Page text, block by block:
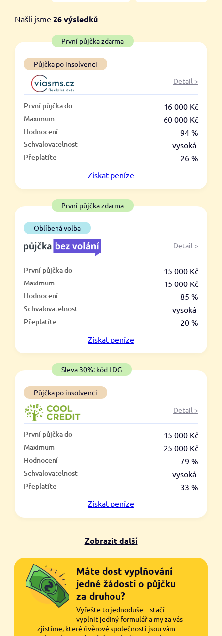
Od
Do
První půjčka zdarma
–
ano
Ve zkušebce
ano
ne
Po insolvenci
ano
ne
Našli jsme26výsledků
První půjčka zdarma
Půjčka po insolvenci
Detail >
První půjčka do 16 000 Kč
Maximum 60 000 Kč
Hodnocení 94 %
Schvalovatelnost vysoká
Přeplatíte
26 %
Získat peníze
První půjčka zdarma
Oblíbená volba
Detail >
První půjčka do 15 000 Kč
Maximum 15 000 Kč
Hodnocení 85 %
Schvalovatelnost vysoká
Přeplatíte
20 %
Získat peníze
Sleva 30%: kód LDG
Půjčka po insolvenci
Detail >
První půjčka do 15 000 Kč
Maximum 25 000 Kč
Hodnocení 79 %
Schvalovatelnost vysoká
Přeplatíte
33 %
Získat peníze
Zobrazit další
Máte dost vyplňování
jedné žádosti o půjčku
za druhou?
Vyřešte to jednoduše – stačí
vyplnit jediný formulář a my za vás
zjistíme, které úvěrové společnosti jsou vám